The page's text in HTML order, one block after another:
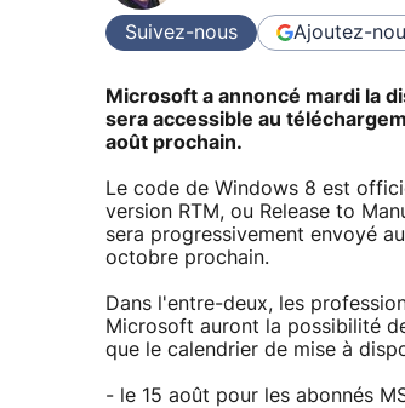
Suivez-nous Ajoutez-
Microsoft a annoncé mardi la
sera accessible au
août prochain.
Le code de Windows 8 est
version RTM, ou Release to
sera progressivement envoyé
octobre prochain.
Dans l'entre-deux, les
Microsoft auront la possibilité
que le calendrier de mise à
- le 15 août pour les abonnés